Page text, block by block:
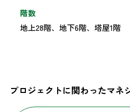
階数
地上28階、地下6階、塔屋1階
プロジェクトに関わったマネ